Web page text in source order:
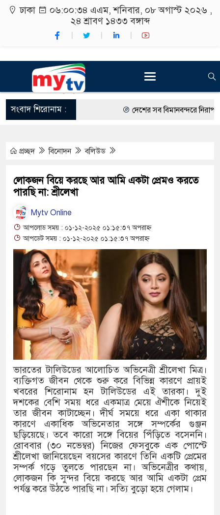
ঢাকা ০৬:০০:৩৫ এএম, শনিবার, ০৮ অগাস্ট ২০২৬ ,
২৪ শ্রাবণ ১৪৩৩ বঙ্গাব্দ
সংবাদ শিরোনাম : দেশের সব বিমানবন্দরে নিরাপত্তা
কর্মসূচীর শুভসূচনা।
থাকায় বিক্রিতে নিষেধাজ্ঞা
অত্যাচারের ছবি যেন আর তুলতে
আলাল
‘গুলশানের চামেলি’তে ভিন্ন
যৌনকর্মীর দালাল চরিত্রে
সারজিস-পাটোয়ারীসহ ১০ জনের
গুলশান থেকে সাবেক মন্ত্রী লতিফ
‘স্কুটি নাকি গোল্ড?’
এর ফ্রিডম ব্র্যান্ড, বাড়ল ক্যাম্পেইনের
সংবিধান অনুযায়ী যথাসময়ে
১৫২২ পুলিশ সদস্যকে চাকরিতে
খিলক্ষেত থানা বিএনপির যুগ্ম
দেশের ৬ অঞ্চলে ঝড়ের আভাস
প্রচ্ছদ বিনোদন বলিউড
লোকজন বিয়ে করছে আর আমি একটা প্রেমও করতে
পারছি না: শ্রীলেখা
Mytv Online
আপলোড সময় : ০১-১২-২০২৫ ০১:১৫:৩৭ অপরাহ্ন
আপডেট সময় : ০১-১২-২০২৫ ০১:১৫:৩৭ অপরাহ্ন
ভারতের টালিউডের আলোচিত অভিনেত্রী শ্রীলেখা মিত্র।
ব্যক্তিগত জীবন থেকে শুরু করে বিভিন্ন কারণে প্রায়ই
খবরের শিরোনাম হন টালিউডের এই তারকা। দুই
দশকের বেশি সময় ধরে একমাত্র মেয়ে ঐশীকে নিয়েই
তার জীবন কাটাচ্ছেন। দীর্ঘ সময়ে ধরে একা থাকার
কারণে একাধিক অভিনেতার সঙ্গে সম্পর্কের গুঞ্জন
ছড়িয়েছে। তবে কারো সঙ্গে বিয়ের পিঁড়িতে বসেননি।
রোববার (৩০ নভেম্বর) নিজের ফেসবুকে এক পোস্টে
শ্রীলেখা জানিয়েছেন বয়সের কারণে তিনি একটি প্রেমের
সম্পর্ক গড়ে তুলতে পারছেন না। অভিনেত্রীর কথায়,
লোকজন কি সুন্দর বিয়ে করছে আর আমি একটা প্রেম
পর্যন্ত করে উঠতে পারছি না। সত্যি বুড়ো হয়ে গেলাম।